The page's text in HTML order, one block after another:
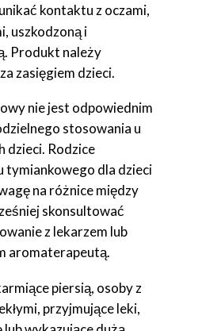
kontaktu z oczami,
uszkodzoną i
Produkt należy
zasięgiem dzieci.
nie jest odpowiednim
stosowania u
dzieci. Rodzice
tymiankowego dla dzieci
na różnice między
skonsultować
z lekarzem lub
aromaterapeutą.
piersią, osoby z
przyjmujące leki,